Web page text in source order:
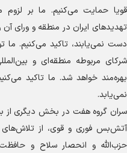
قویا حمایت می‌کنیم. ما بر
تهدید‌های ایران در منطقه و ورای
دست نمی‌یابند، تاکید می‌کنیم. ما
شرکای مربوطه منطقه‌ای و
بهره‌مند خواهد شد. ما تاکید
نمی‌یابد.
سران گروه هفت در بخش دیگری از
آتش‌بس فوری و قوی، از تلاش‌های
حزب‌الله و انحصار سلاح و